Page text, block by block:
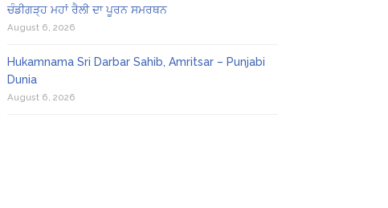
ਚੰਡੀਗੜ੍ਹ ਮਹਾਂ ਰੈਲੀ ਦਾ ਪੂਰਨ ਸਮਰਥਨ
August 6, 2026
Hukamnama Sri Darbar Sahib, Amritsar – Punjabi
Dunia
August 6, 2026